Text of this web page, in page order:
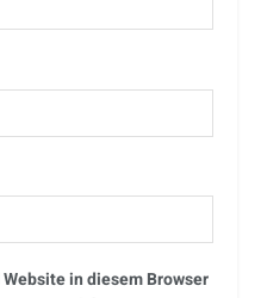
in diesem Browser